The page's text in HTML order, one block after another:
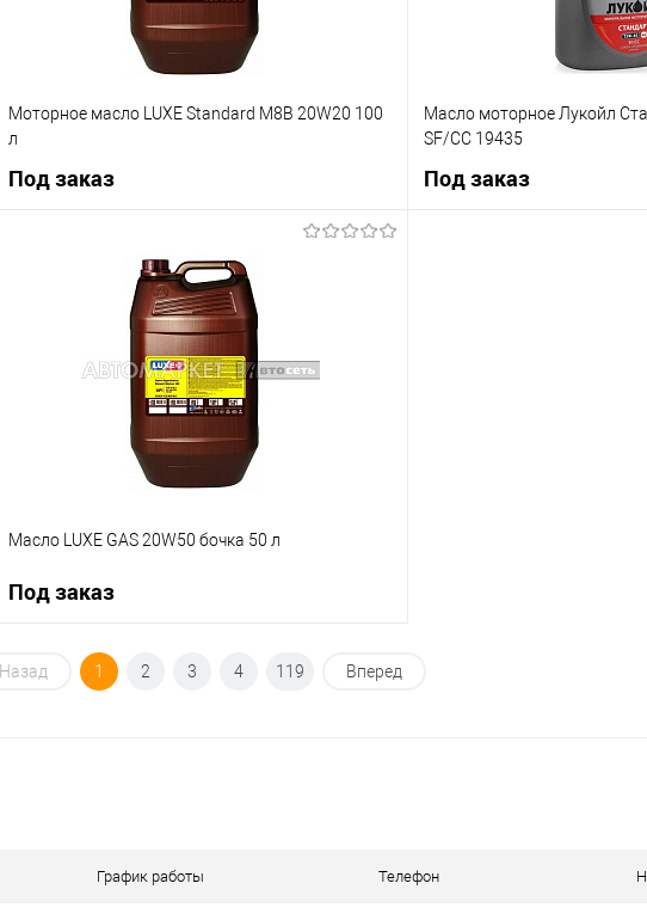
Моторное масло LUXE Standard М8В 20W20 100
л
Под заказ
К сравнению
Под заказ
Масло моторное Лукойл
SF/CC 19435
Под заказ
Масло LUXE GAS 20W50 бочка 50 л
Под заказ
Под заказ
Назад 1 2 3 4 119 Вперед
График работы Телефон